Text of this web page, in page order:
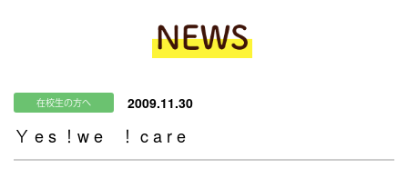
在校生の方へ 2009.11.30
Ｙ e s ！w e ！ c a r e